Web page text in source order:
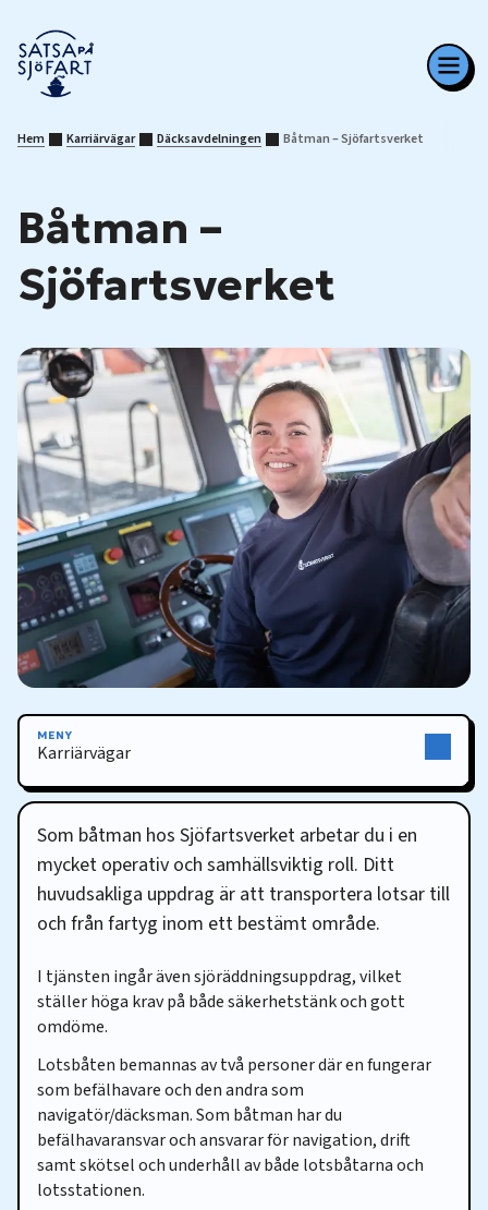
Hem Karriärvägar Däcksavdelningen Båtman – Sjöfartsverket
Båtman –
Sjöfartsverket
Som båtman hos Sjöfartsverket arbetar du i en
mycket operativ och samhällsviktig roll. Ditt
huvudsakliga uppdrag är att transportera lotsar till
och från fartyg inom ett bestämt område.
I tjänsten ingår även sjöräddningsuppdrag, vilket
ställer höga krav på både säkerhetstänk och gott
omdöme.
Lotsbåten bemannas av två personer där en fungerar
som befälhavare och den andra som
navigatör/däcksman. Som båtman har du
befälhavaransvar och ansvarar för navigation, drift
samt skötsel och underhåll av både lotsbåtarna och
lotsstationen.
MENY
Karriärvägar
Karriärvägar